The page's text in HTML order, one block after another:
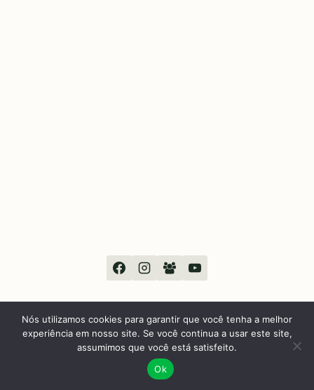
© 2026 Sou Sabará
Nós utilizamos cookies para garantir que você tenha a melhor
experiência em nosso site. Se você continua a usar este site,
assumimos que você está satisfeito.
Ok